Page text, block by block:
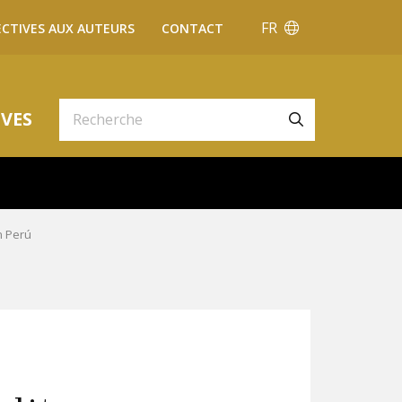
AUX AUTEURS CONTACT FR
Perú